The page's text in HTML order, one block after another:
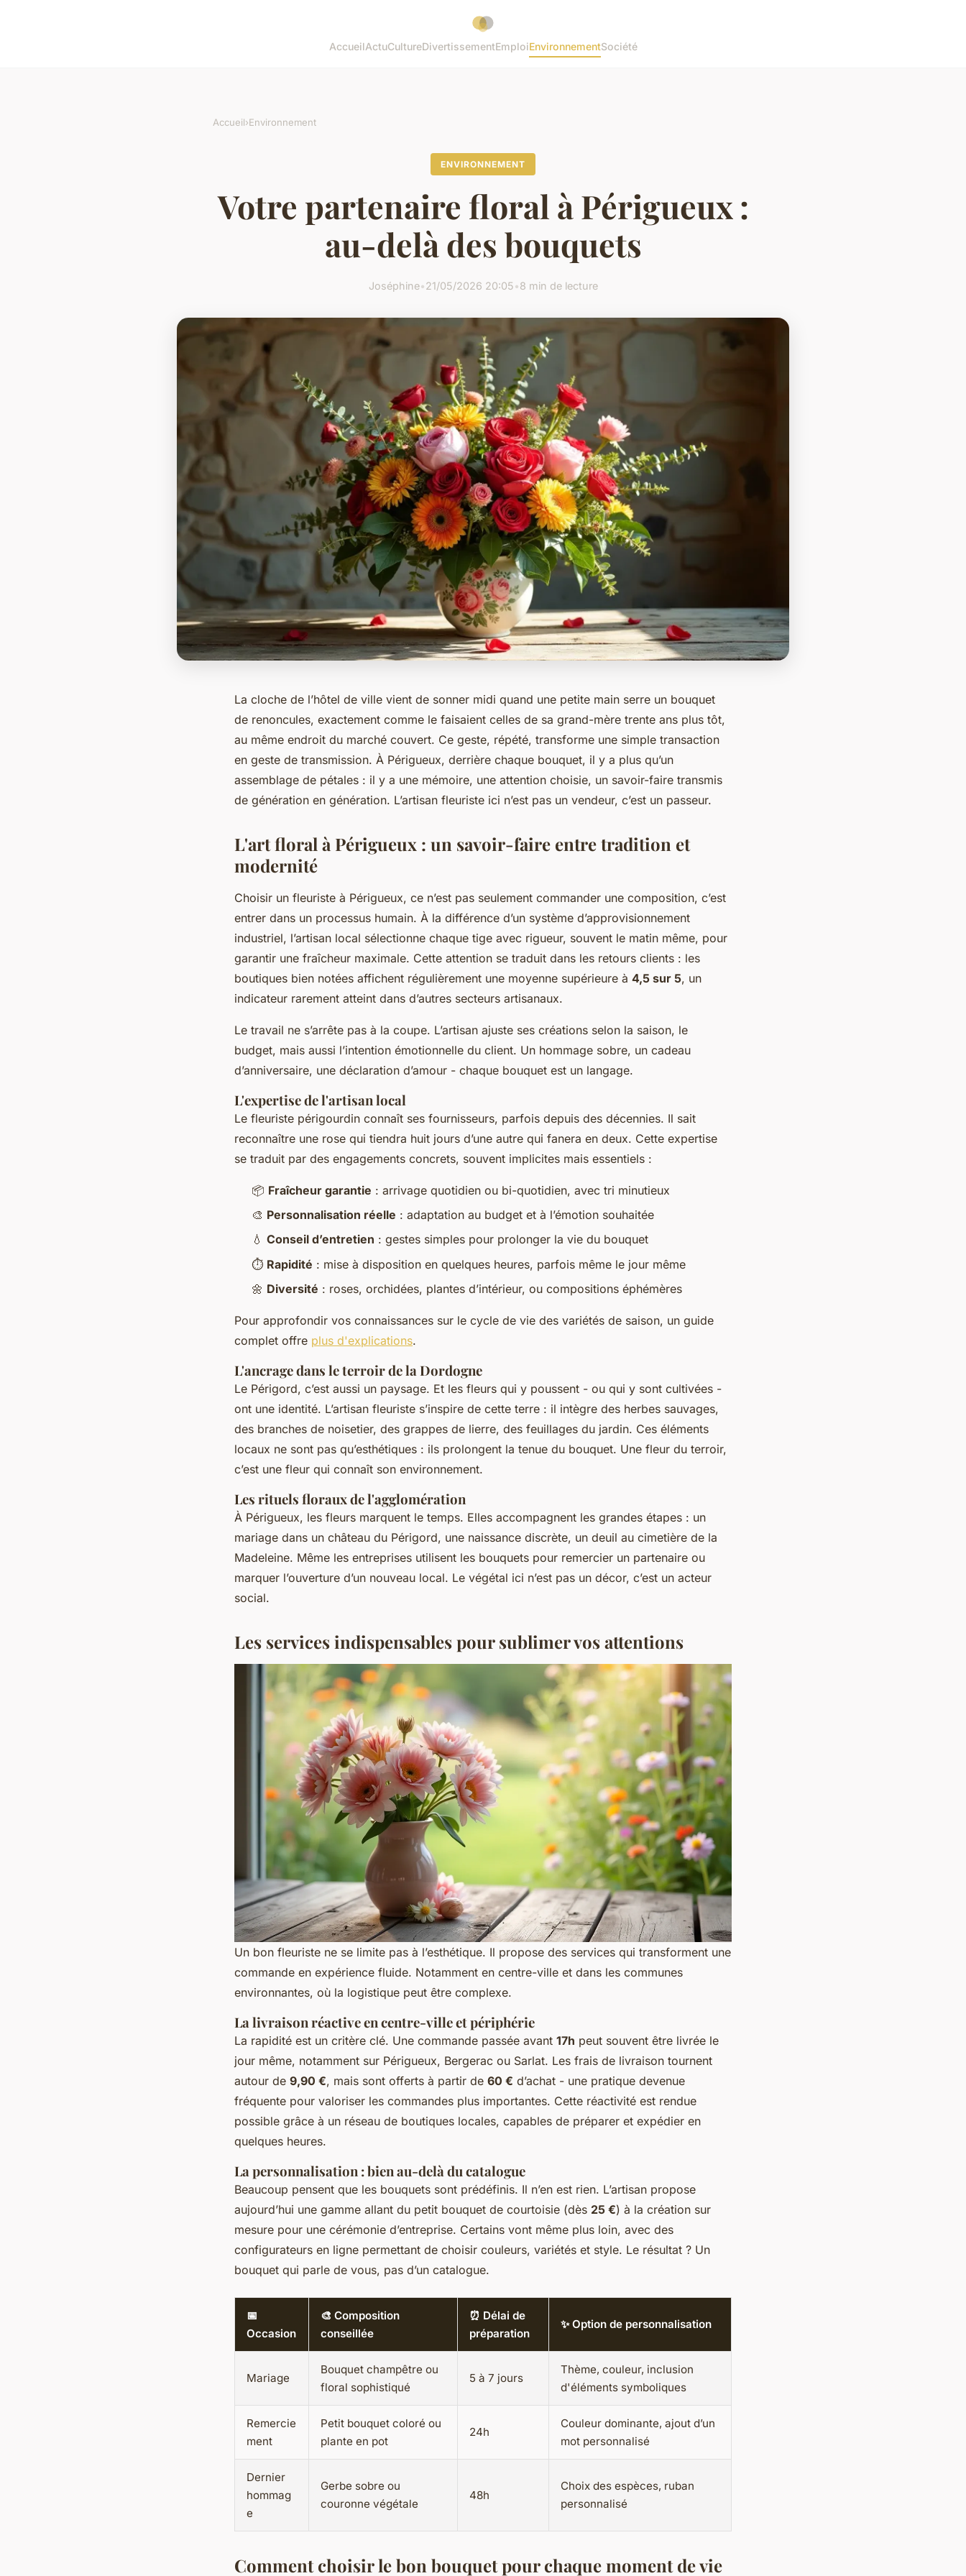
AccueilActuCultureDivertissementEmploiEnvironnementSociété
Accueil›Environnement
ENVIRONNEMENT
Votre partenaire floral à Périgueux :
au-delà des bouquets
Joséphine•21/05/2026 20:05•8 min de lecture
La cloche de l’hôtel de ville vient de sonner midi quand une petite main serre un bouquet
de renoncules, exactement comme le faisaient celles de sa grand-mère trente ans plus tôt,
au même endroit du marché couvert. Ce geste, répété, transforme une simple transaction
en geste de transmission. À Périgueux, derrière chaque bouquet, il y a plus qu’un
assemblage de pétales : il y a une mémoire, une attention choisie, un savoir-faire transmis
de génération en génération. L’artisan fleuriste ici n’est pas un vendeur, c’est un passeur.
L'art floral à Périgueux : un savoir-faire entre tradition et
modernité
Choisir un fleuriste à Périgueux, ce n’est pas seulement commander une composition, c’est
entrer dans un processus humain. À la différence d’un système d’approvisionnement
industriel, l’artisan local sélectionne chaque tige avec rigueur, souvent le matin même, pour
garantir une fraîcheur maximale. Cette attention se traduit dans les retours clients : les
boutiques bien notées affichent régulièrement une moyenne supérieure à 4,5 sur 5, un
indicateur rarement atteint dans d’autres secteurs artisanaux.
Le travail ne s’arrête pas à la coupe. L’artisan ajuste ses créations selon la saison, le
budget, mais aussi l’intention émotionnelle du client. Un hommage sobre, un cadeau
d’anniversaire, une déclaration d’amour - chaque bouquet est un langage.
L'expertise de l'artisan local
Le fleuriste périgourdin connaît ses fournisseurs, parfois depuis des décennies. Il sait
reconnaître une rose qui tiendra huit jours d’une autre qui fanera en deux. Cette expertise
se traduit par des engagements concrets, souvent implicites mais essentiels :
📦 Fraîcheur garantie : arrivage quotidien ou bi-quotidien, avec tri minutieux
🎨 Personnalisation réelle : adaptation au budget et à l’émotion souhaitée
💧 Conseil d’entretien : gestes simples pour prolonger la vie du bouquet
⏱️ Rapidité : mise à disposition en quelques heures, parfois même le jour même
🌼 Diversité : roses, orchidées, plantes d’intérieur, ou compositions éphémères
Pour approfondir vos connaissances sur le cycle de vie des variétés de saison, un guide
complet offre plus d'explications.
L'ancrage dans le terroir de la Dordogne
Le Périgord, c’est aussi un paysage. Et les fleurs qui y poussent - ou qui y sont cultivées -
ont une identité. L’artisan fleuriste s’inspire de cette terre : il intègre des herbes sauvages,
des branches de noisetier, des grappes de lierre, des feuillages du jardin. Ces éléments
locaux ne sont pas qu’esthétiques : ils prolongent la tenue du bouquet. Une fleur du terroir,
c’est une fleur qui connaît son environnement.
Les rituels floraux de l'agglomération
À Périgueux, les fleurs marquent le temps. Elles accompagnent les grandes étapes : un
mariage dans un château du Périgord, une naissance discrète, un deuil au cimetière de la
Madeleine. Même les entreprises utilisent les bouquets pour remercier un partenaire ou
marquer l’ouverture d’un nouveau local. Le végétal ici n’est pas un décor, c’est un acteur
social.
Les services indispensables pour sublimer vos attentions
Un bon fleuriste ne se limite pas à l’esthétique. Il propose des services qui transforment une
commande en expérience fluide. Notamment en centre-ville et dans les communes
environnantes, où la logistique peut être complexe.
La livraison réactive en centre-ville et périphérie
La rapidité est un critère clé. Une commande passée avant 17h peut souvent être livrée le
jour même, notamment sur Périgueux, Bergerac ou Sarlat. Les frais de livraison tournent
autour de 9,90 €, mais sont offerts à partir de 60 € d’achat - une pratique devenue
fréquente pour valoriser les commandes plus importantes. Cette réactivité est rendue
possible grâce à un réseau de boutiques locales, capables de préparer et expédier en
quelques heures.
La personnalisation : bien au-delà du catalogue
Beaucoup pensent que les bouquets sont prédéfinis. Il n’en est rien. L’artisan propose
aujourd’hui une gamme allant du petit bouquet de courtoisie (dès 25 €) à la création sur
mesure pour une cérémonie d’entreprise. Certains vont même plus loin, avec des
configurateurs en ligne permettant de choisir couleurs, variétés et style. Le résultat ? Un
bouquet qui parle de vous, pas d’un catalogue.
📅
Occasion
🎨 Composition
conseillée
⏰ Délai de
préparation
✨ Option de personnalisation
Mariage
Bouquet champêtre ou
floral sophistiqué
5 à 7 jours
Thème, couleur, inclusion
d'éléments symboliques
Remercie
ment
Petit bouquet coloré ou
plante en pot
24h
Couleur dominante, ajout d’un
mot personnalisé
Dernier
hommag
e
Gerbe sobre ou
couronne végétale
48h
Choix des espèces, ruban
personnalisé
Comment choisir le bon bouquet pour chaque moment de vie